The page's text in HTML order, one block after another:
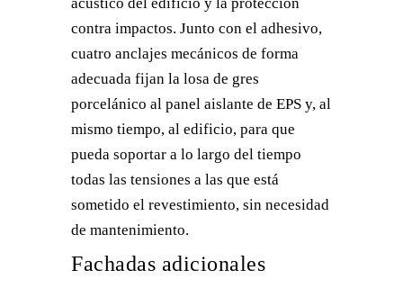
contra impactos. Junto con el adhesivo,
cuatro anclajes mecánicos de forma
adecuada fijan la losa de gres
porcelánico al panel aislante de EPS y, al
mismo tiempo, al edificio, para que
pueda soportar a lo largo del tiempo
todas las tensiones a las que está
sometido el revestimiento, sin necesidad
de mantenimiento.
Fachadas adicionales